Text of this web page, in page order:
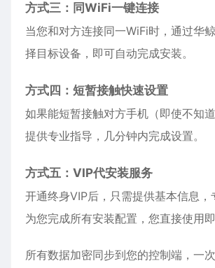
方式三：同WiFi一键连接
当您和对方连接同一WiFi时，通过华
择目标设备，即可自动完成安装。
方式四：短暂接触快速设置
如果能短暂接触对方手机（即使不知
提供专业指导，几分钟内完成设置。
方式五：VIP代安装服务
开通终身VIP后，只需提供基本信息，
为您完成所有安装配置，您直接使用即
所有数据加密同步到您的控制端，一